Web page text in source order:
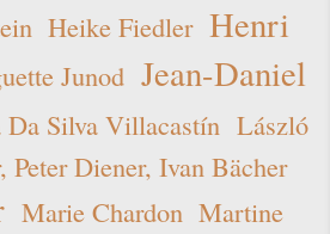
Heike Fiedler Henri
Junod Jean-Daniel
Da Silva Villacastín László
Peter Diener, Ivan Bächer
Marie Chardon Martine